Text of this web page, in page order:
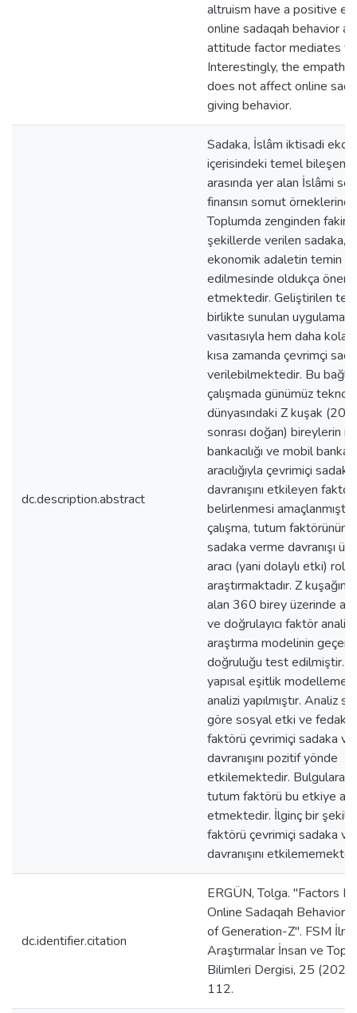
altruism have a positive
online sadaqah behavior
attitude factor mediates
Interestingly, the empathy
does not affect online
giving behavior.
dc.description.abstract
Sadaka, İslâm iktisadi
içerisindeki temel
arasında yer alan İslâmi
finansın somut
Toplumda zenginden
şekillerde verilen sadaka,
ekonomik adaletin temin
edilmesinde oldukça önem
etmektedir. Geliştirilen
birlikte sunulan
vasıtasıyla hem daha
kısa zamanda çevrimçi
verilebilmektedir. Bu
çalışmada günümüz
dünyasındaki Z kuşak
sonrası doğan) bireylerin
bankacılığı ve mobil
aracılığıyla çevrimiçi
davranışını etkileyen
belirlenmesi amaçlanmıştır.
çalışma, tutum faktörünün
sadaka verme davranışı
aracı (yani dolaylı etki)
araştırmaktadır. Z
alan 360 birey üzerinde
ve doğrulayıcı faktör
araştırma modelinin
doğruluğu test edilmiştir.
yapısal eşitlik
analizi yapılmıştır. Analiz
göre sosyal etki ve
faktörü çevrimiçi sadaka
davranışını pozitif yönde
etkilemektedir. Bulgulara
tutum faktörü bu etkiye
etmektedir. İlginç bir
faktörü çevrimiçi sadaka
davranışını
dc.identifier.citation
ERGÜN, Tolga. "Factors
Online Sadaqah Behavior:
of Generation-Z". FSM İlmî
Araştırmalar İnsan ve
Bilimleri Dergisi, 25
112.